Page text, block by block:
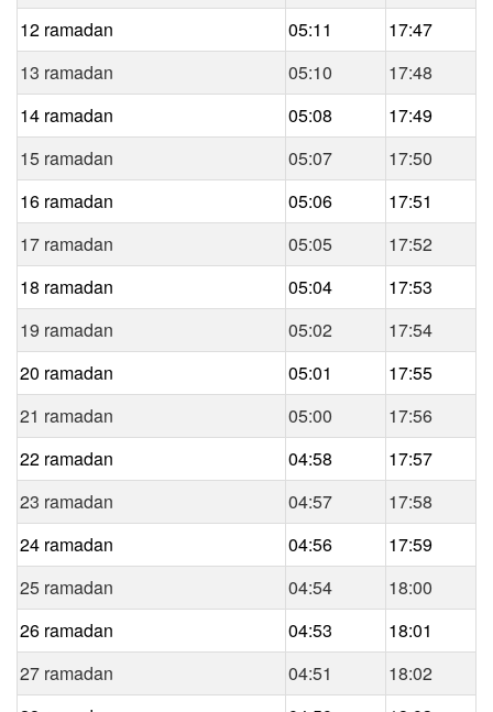
12 ramadan
05:11
17:47
13 ramadan
05:10
17:48
14 ramadan
05:08
17:49
15 ramadan
05:07
17:50
16 ramadan
05:06
17:51
17 ramadan
05:05
17:52
18 ramadan
05:04
17:53
19 ramadan
05:02
17:54
20 ramadan
05:01
17:55
21 ramadan
05:00
17:56
22 ramadan
04:58
17:57
23 ramadan
04:57
17:58
24 ramadan
04:56
17:59
25 ramadan
04:54
18:00
26 ramadan
04:53
18:01
27 ramadan
04:51
18:02